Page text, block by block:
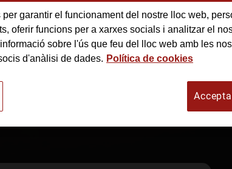
per garantir el funcionament del nostre lloc web,
oferir funcions per a xarxes socials i analitzar el
sobre l'ús que feu del lloc web amb les
d'anàlisi de dades. Política de cookies